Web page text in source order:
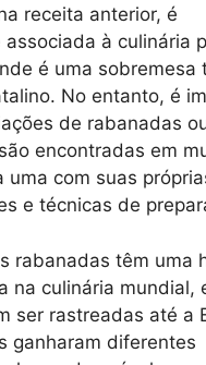
receita anterior, é
associada à culinária
é uma sobremesa
No entanto, é
de rabanadas
encontradas em
uma com suas
e técnicas de
rabanadas têm uma
na culinária mundial,
ser rastreadas até a
ganharam diferentes